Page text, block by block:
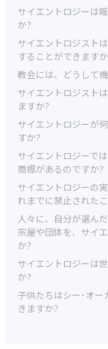
サイエントロジーは
か?
サイエントロジスト
することができます
教会には、どうして
サイエントロジスト
ますか?
サイエントロジーが
すか?
サイエントロジーで
商標があるのですか?
サイエントロジーの
れまでに禁止された
人々に、自分が選ん
宗屋や団体を、サイ
か?
サイエントロジーは
か?
子供たちはシー･オー
きますか?